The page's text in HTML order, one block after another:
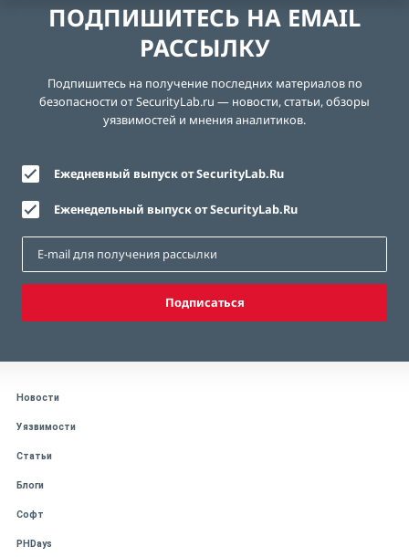
ПОДПИШИТЕСЬ НА EMAIL
РАССЫЛКУ
Подпишитесь на получение последних материалов по
безопасности от SecurityLab.ru — новости, статьи, обзоры
уязвимостей и мнения аналитиков.
Ежедневный выпуск от SecurityLab.Ru
Еженедельный выпуск от SecurityLab.Ru
Подписаться
Новости
Уязвимости
Статьи
Блоги
Софт
PHDays